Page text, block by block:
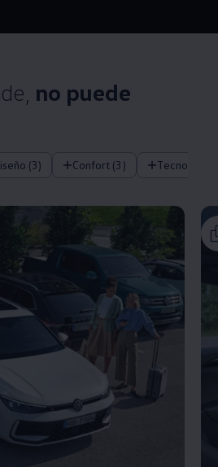
no puede
Diseño (3) Confort (3) Tecnología